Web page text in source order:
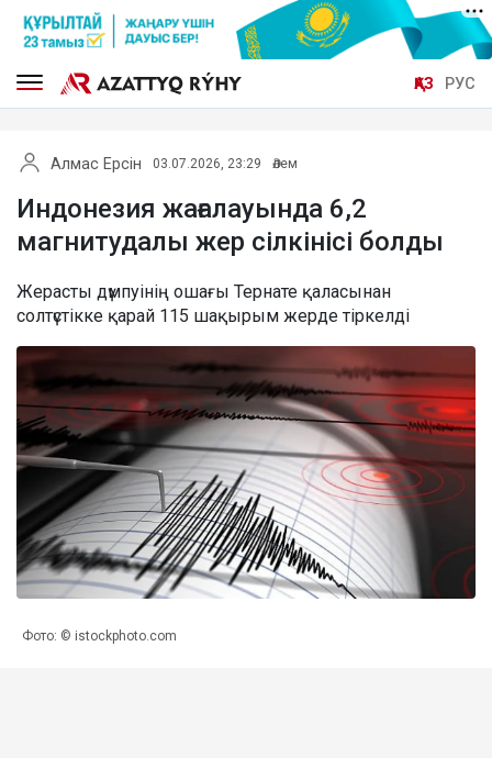
ҚАЗ РУС
Алмас Ерсін 03.07.2026, 23:29 Әлем
Индонезия жағалауында 6,2
магнитудалы жер сілкінісі болды
Жерасты дүмпуінің ошағы Тернате қаласынан
солтүстікке қарай 115 шақырым жерде тіркелді
Фото: © istockphoto.com